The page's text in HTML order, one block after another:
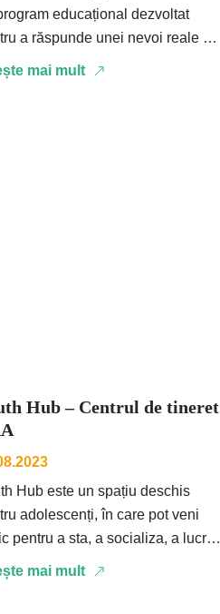
educațional dezvoltat
a răspunde unei nevoi reale a
din România: aceea de a
mai mult
Hub – Centrul de tineret
Hub este un spațiu deschis
adolescenți, în care pot veni
pentru a sta, a socializa, a lucra
a participa la …
mai mult